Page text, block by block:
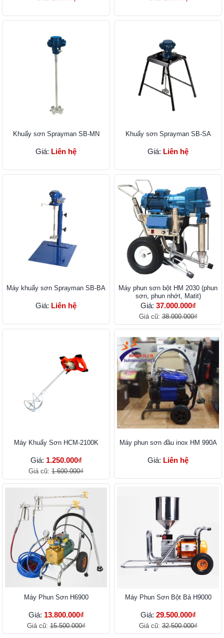
Khuấy sơn Sprayman SB-MN
Giá: Liên hệ
Khuấy sơn Sprayman SB-SA
Giá: Liên hệ
Máy khuấy sơn Sprayman SB-BA
Giá: Liên hệ
Máy phun sơn bột HM 2030 (phun
sơn, phun nhớt, Matit)
Giá: 37.000.000₫
Giá cũ:38.000.000₫
Máy Khuấy Sơn HCM-2100K
Giá: 1.250.000₫
Giá cũ: 1.600.000₫
Máy phun sơn đầu inox HM 990A
Giá: Liên hệ
Máy Phun Sơn H6900
Giá: 13.800.000₫
Giá cũ:15.500.000₫
Máy Phun Sơn Bột Bả H9000
Giá: 29.500.000₫
Giá cũ:32.500.000₫